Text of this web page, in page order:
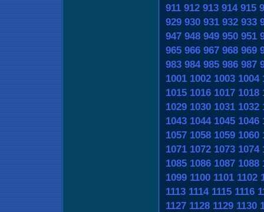
911 912 913 914 915
929 930 931 932 933
947 948 949 950 951
965 966 967 968 969
983 984 985 986 987
1001 1002 1003 1004
1015 1016 1017 1018
1029 1030 1031 1032
1043 1044 1045 1046
1057 1058 1059 1060
1071 1072 1073 1074
1085 1086 1087 1088
1099 1100 1101 1102
1113 1114 1115 1116
1127 1128 1129 1130